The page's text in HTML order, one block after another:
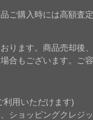
ご購入時には高額
ります。商品売却後
合もございます。ご容
用いただけます)
ョッピングクレジ